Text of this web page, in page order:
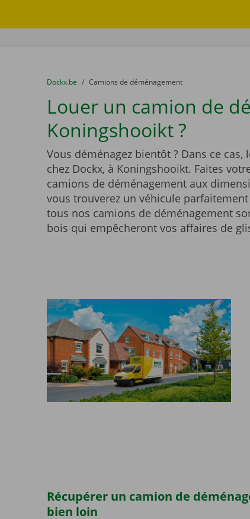
You are here:
du
Dockx.be to
Camions de déménagement
Louer un camion de
Koningshooikt ?
Vous déménagez bientôt ? Dans ce
chez Dockx, à Koningshooikt. Faites
camions de déménagement aux
vous trouverez un véhicule
tous nos camions de déménagement
bois qui empêcheront vos affaires de
Récupérer un camion de
bien loin